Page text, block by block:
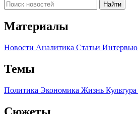
Найти
Материалы
Новости Аналитика Статьи Интервью
Темы
Политика Экономика Жизнь Культура
Сюжеты